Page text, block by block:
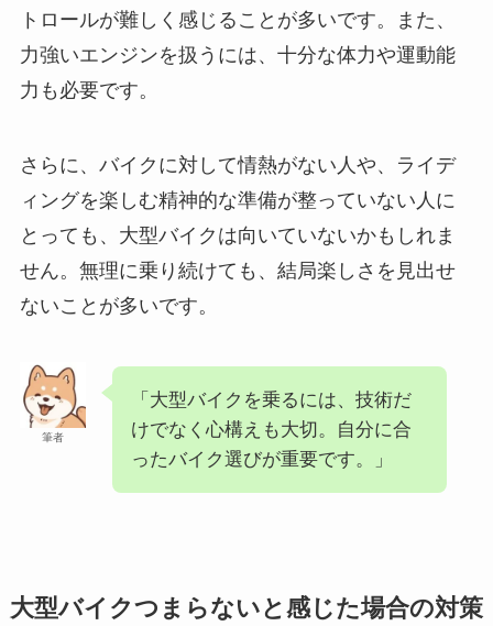
トロールが難しく感じることが多いです。また、
力強いエンジンを扱うには、十分な体力や運動能
力も必要です。
さらに、バイクに対して情熱がない人や、ライデ
ィングを楽しむ精神的な準備が整っていない人に
とっても、大型バイクは向いていないかもしれま
せん。無理に乗り続けても、結局楽しさを見出せ
ないことが多いです。
筆者
「大型バイクを乗るには、技術だ
けでなく心構えも大切。自分に合
ったバイク選びが重要です。」
大型バイクつまらないと感じた場合の対策